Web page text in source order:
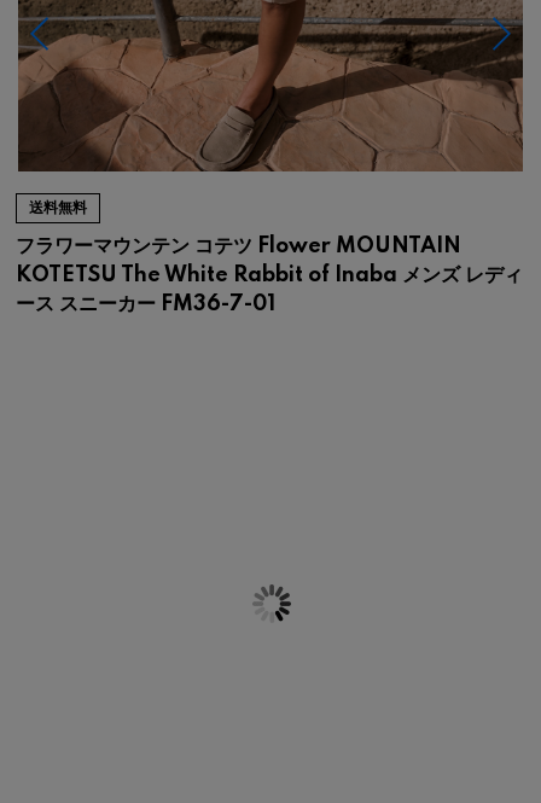
送料無料
フラワーマウンテン コテツ Flower MOUNTAIN
KOTETSU The White Rabbit of Inaba メンズ レディ
ース スニーカー FM36-7-01